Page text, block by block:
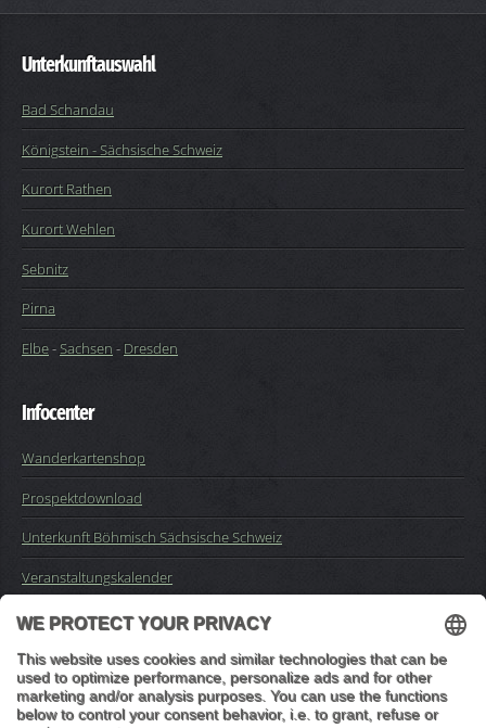
Unterkunftauswahl
Bad Schandau
Königstein - Sächsische Schweiz
Kurort Rathen
Kurort Wehlen
Sebnitz
Pirna
Elbe-Sachsen - Dresden
Infocenter
Wanderkartenshop
Prospektdownload
Unterkunft Böhmisch Sächsische Schweiz
Veranstaltungskalender
Impressum